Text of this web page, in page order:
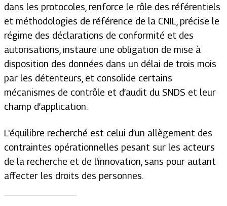
dans les protocoles, renforce le rôle des référentiels
et méthodologies de référence de la CNIL, précise le
régime des déclarations de conformité et des
autorisations, instaure une obligation de mise à
disposition des données dans un délai de trois mois
par les détenteurs, et consolide certains
mécanismes de contrôle et d’audit du SNDS et leur
champ d’application.
L'équilibre recherché est celui d’un allègement des
contraintes opérationnelles pesant sur les acteurs
de la recherche et de l'innovation, sans pour autant
affecter les droits des personnes.